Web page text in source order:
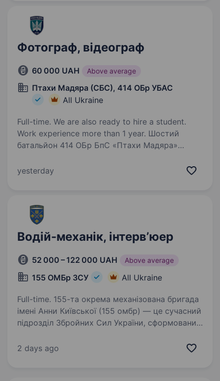
Фотограф, відеограф
60 000 UAH Above average
Птахи Мадяра (СБС), 414 ОБр УБАС
All Ukraine
Full-time. We are also ready to hire a student.
Work experience more than 1 year. Шостий
батальйон 414 ОБр БпС «Птахи Мадяра»
допоможе показати справжню роботу одного
передавати…
yesterday
Водій-механік, інтервʼюер
52 000 – 122 000 UAH Above average
155 ОМБр ЗСУ All Ukraine
Full-time. 155-та окрема механізована бригада
імені Анни Київської (155 омбр) — це сучасний
підрозділ Збройних Сил України, сформований
держави. Вакансія передбачає службу у
2 days ago